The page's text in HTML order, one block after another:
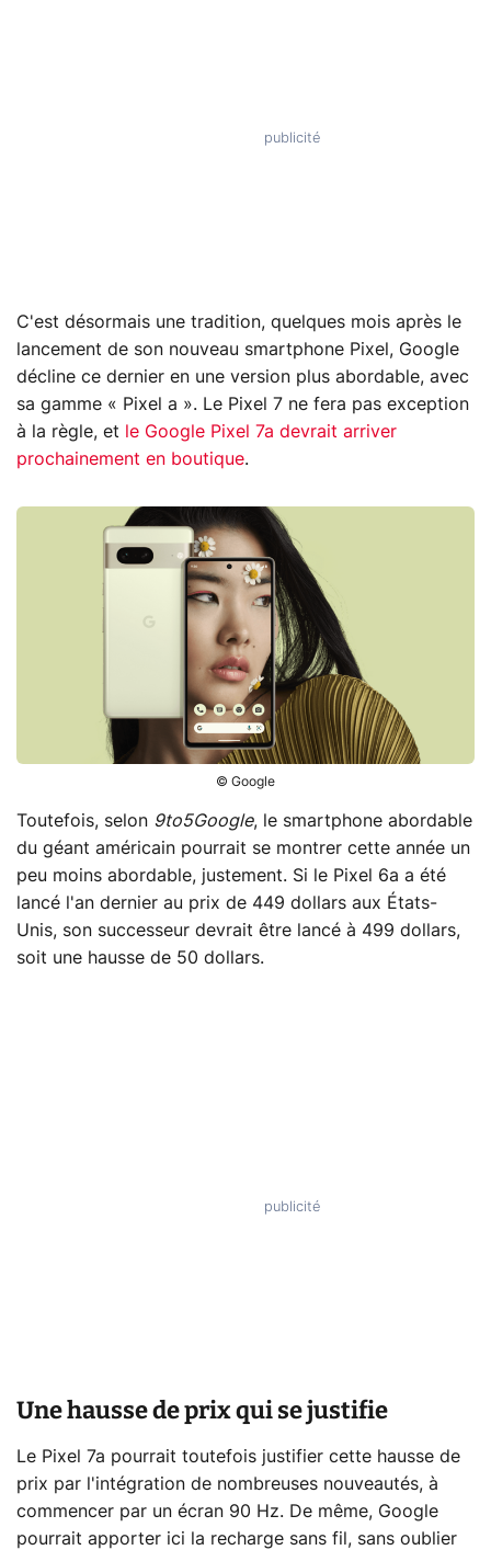
C'est désormais une tradition, quelques mois après le
lancement de son nouveau smartphone Pixel, Google
décline ce dernier en une version plus abordable, avec
sa gamme « Pixel a ». Le Pixel 7 ne fera pas exception
à la règle, et
le Google Pixel 7a devrait arriver
prochainement en boutique.
© Google
Toutefois, selon 9to5Google, le smartphone abordable
du géant américain pourrait se montrer cette année un
peu moins abordable, justement. Si le Pixel 6a a été
lancé l'an dernier au prix de 449 dollars aux États-
Unis, son successeur devrait être lancé à 499 dollars,
soit une hausse de 50 dollars.
Une hausse de prix qui se justifie
Le Pixel 7a pourrait toutefois justifier cette hausse de
prix par l'intégration de nombreuses nouveautés, à
commencer par un écran 90 Hz. De même, Google
pourrait apporter ici la recharge sans fil, sans oublier